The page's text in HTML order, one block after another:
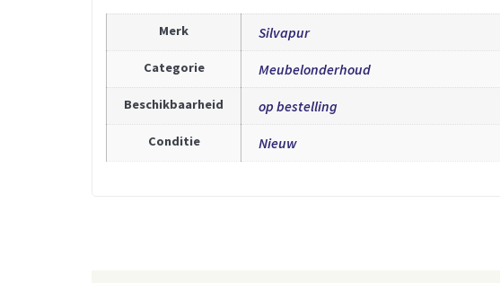
Merk Silvapur
Categorie Meubelonderhoud
Beschikbaarheid op bestelling
Conditie Nieuw